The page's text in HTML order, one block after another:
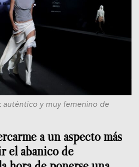
auténtico y muy femenino de
a un aspecto más
el abanico de